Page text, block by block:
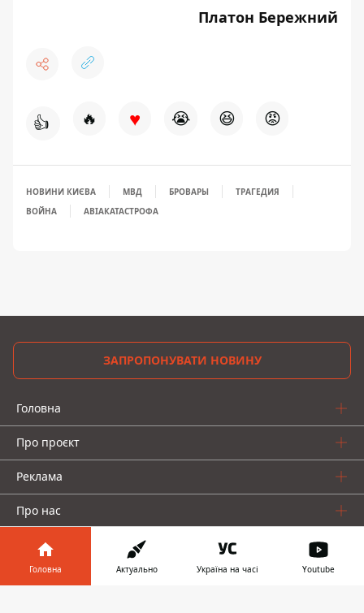
Платон Бережний
👍 🔥 ♥ 😭 😆 😡
НОВИНИ КИЄВА МВД БРОВАРЫ
ТРАГЕДИЯ
ВОЙНА
АВІАКАТАСТРОФА
ЗАПРОПОНУВАТИ НОВИНУ
Головна
Про проєкт
Реклама
Про нас
Головна Актуально Україна на часі Youtube